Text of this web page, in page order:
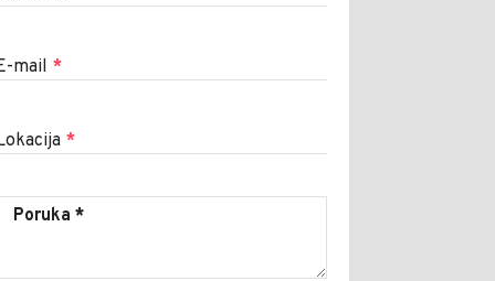
mail *
*